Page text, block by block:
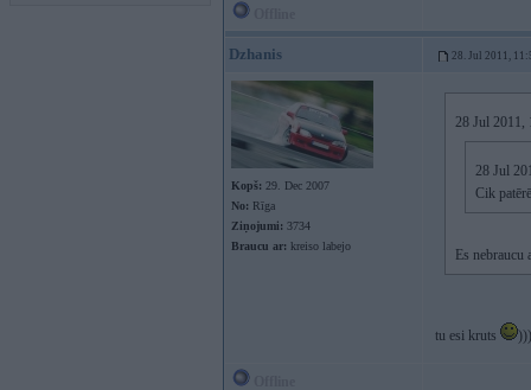
Dzhanis 28. Jul 2011,
Kopš: 29. Dec 2007
No: Rīga
Ziņojumi: 3734
Braucu ar: kreiso labejo
28 Jul 2011,
28 Jul
Cik
Es
tu esi kruts